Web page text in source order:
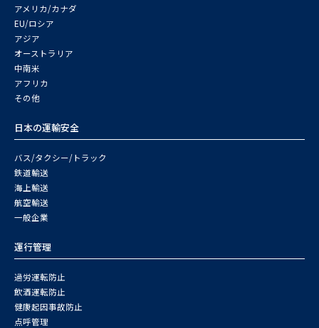
アメリカ/カナダ
EU/ロシア
アジア
オーストラリア
中南米
アフリカ
その他
日本の運輸安全
バス/タクシー/トラック
鉄道輸送
海上輸送
航空輸送
一般企業
運行管理
過労運転防止
飲酒運転防止
健康起因事故防止
点呼管理